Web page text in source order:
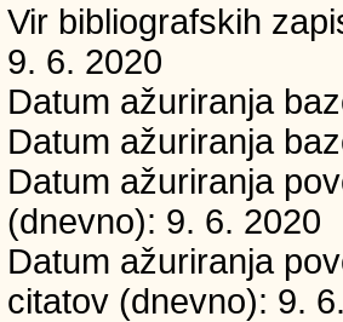
Vir bibliografskih
9. 6. 2020
Datum ažuriranja
Datum ažuriranja
Datum ažuriranja
(dnevno): 9. 6. 2020
Datum ažuriranja
citatov (dnevno): 9.